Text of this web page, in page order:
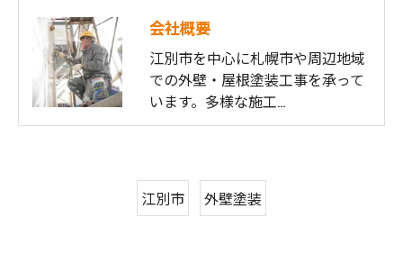
会社概要
江別市を中心に札幌市や周辺地域
での外壁・屋根塗装工事を承って
います。多様な施工…
江別市 外壁塗装